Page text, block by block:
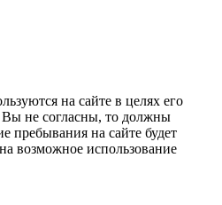
на сайте в целях его
не согласны, то должны
пребывания на сайте будет
возможное использование